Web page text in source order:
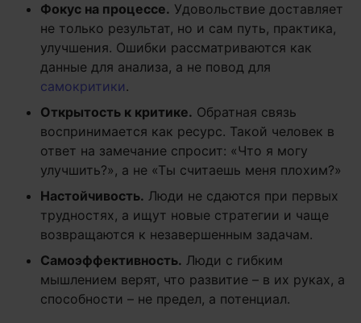
Фокус на процессе. Удовольствие доставляет
не только результат, но и сам путь, практика,
улучшения. Ошибки рассматриваются как
данные для анализа, а не повод для
самокритики.
Открытость к критике. Обратная связь
воспринимается как ресурс. Такой человек в
ответ на замечание спросит: «Что я могу
улучшить?», а не «Ты считаешь меня плохим?»
Настойчивость. Люди не сдаются при первых
трудностях, а ищут новые стратегии и чаще
возвращаются к незавершенным задачам.
Самоэффективность. Люди с гибким
мышлением верят, что развитие – в их руках, а
способности – не предел, а потенциал.